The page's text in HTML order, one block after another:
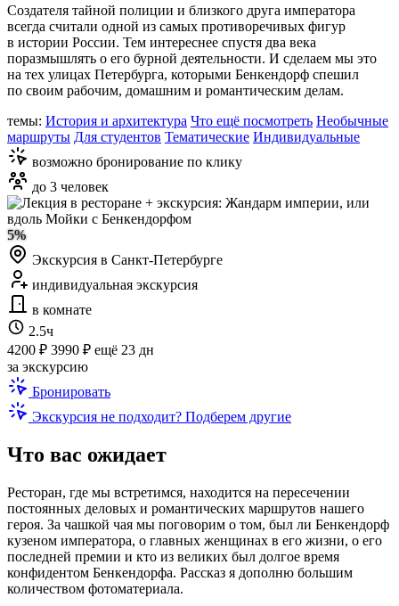
Создателя тайной полиции и близкого друга императора
всегда считали одной из самых противоречивых фигур
в истории России. Тем интереснее спустя два века
поразмышлять о его бурной деятельности. И сделаем мы это
на тех улицах Петербурга, которыми Бенкендорф спешил
по своим рабочим, домашним и романтическим делам.
темы: История и архитектура Что ещё посмотреть Необычные
маршруты Для студентов Тематические Индивидуальные
возможно бронирование по клику
до 3 человек
5%
Экскурсия в Санкт-Петербурге
индивидуальная экскурсия
в комнате
2.5ч
4200 ₽ 3990 ₽ ещё 23 дн
за экскурсию
Бронировать
Экскурсия не подходит? Подберем другие
Что вас ожидает
Ресторан, где мы встретимся, находится на пересечении
постоянных деловых и романтических маршрутов нашего
героя. За чашкой чая мы поговорим о том, был ли Бенкендорф
кузеном императора, о главных женщинах в его жизни, о его
последней премии и кто из великих был долгое время
конфидентом Бенкендорфа. Рассказ я дополню большим
количеством фотоматериала.